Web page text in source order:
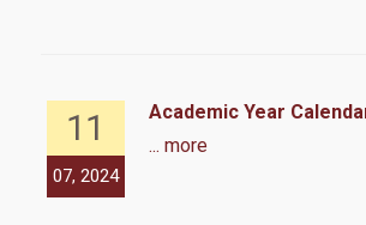
11
07, 2024
Academic Year
... more